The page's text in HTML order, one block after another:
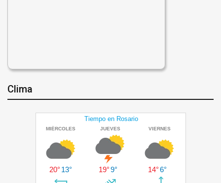
Clima